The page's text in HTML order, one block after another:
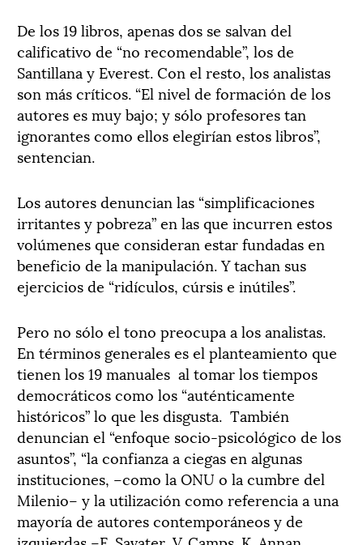
De los 19 libros, apenas dos se salvan del
calificativo de “no recomendable”, los de
Santillana y Everest. Con el resto, los analistas
son más críticos. “El nivel de formación de los
autores es muy bajo; y sólo profesores tan
ignorantes como ellos elegirían estos libros”,
sentencian.
Los autores denuncian las “simplificaciones
irritantes y pobreza” en las que incurren estos
volúmenes que consideran estar fundadas en
beneficio de la manipulación. Y tachan sus
ejercicios de “ridículos, cúrsis e inútiles”.
Pero no sólo el tono preocupa a los analistas.
En términos generales es el planteamiento que
tienen los 19 manuales al tomar los tiempos
democráticos como los “auténticamente
históricos” lo que les disgusta. También
denuncian el “enfoque socio-psicológico de los
asuntos”, “la confianza a ciegas en algunas
instituciones, –como la ONU o la cumbre del
Milenio– y la utilización como referencia a una
mayoría de autores contemporáneos y de